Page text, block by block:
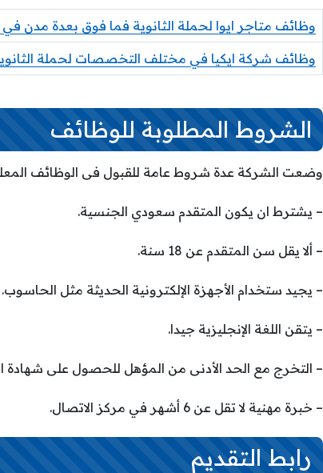
وظائف متاجر ايوا لحملة الثانوية فما فوق بعدة مدن
وظائف شركة ايكيا في مختلف التخصصات لحملة
الشروط المطلوبة للوظائف
وضعت الشركة عدة شروط عامة للقبول فى الوظائف
– يشترط ان يكون المتقدم سعودي الجنسية.
– ألا يقل سن المتقدم عن 18 سنة.
– يجيد ستخدام الأجهزة الإلكترونية الحديثة مثل الحاسوب.
– يتقن اللغة الإنجليزية جيدا.
– التخرج مع الحد الأدنى من المؤهل للحصول على شهادة
– خبرة مهنية لا تقل عن 6 أشهر في مركز الاتصال.
رابط التقديم